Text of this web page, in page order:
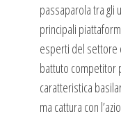
passaparola tra gli
principali
esperti del settore
battuto competitor
caratteristica
ma cattura con